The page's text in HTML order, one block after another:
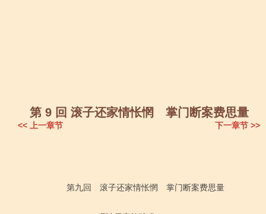
第 9 回 滚子还家情怅惘 掌门断案费思量
<< 上一章节 下一章节 >>